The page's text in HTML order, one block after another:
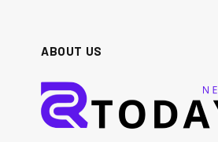
ABOUT US